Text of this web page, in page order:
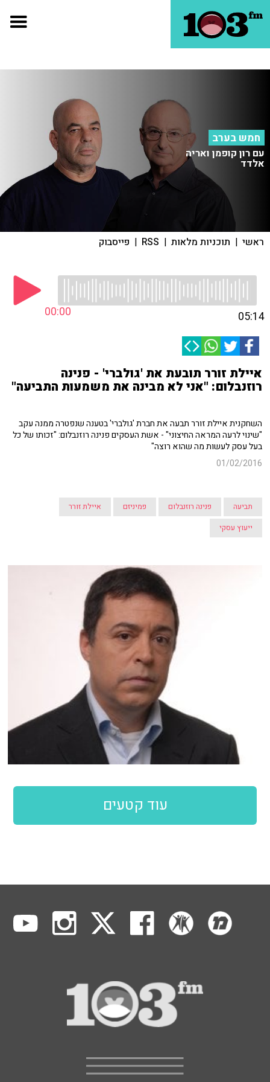
חמש בערב
עם רון קופמן ואריה
אלדד
ראשי | תוכניות מלאות |
RSS
| פייסבוק
00:00 05:14
איילת זורר תובעת את 'גולברי' - פנינה
רוזנבלום: "אני לא מבינה את משמעות התביעה"
השחקנית איילת זורר תבעה את חברת 'גולברי' בטענה שנפטרה ממנה עקב
"שינוי לרעה המראה החיצוני" - אשת העסקים פנינה רוזנבלום: "זכותו של כל
בעל עסק לעשות מה שהוא רוצה"
01/02/2016
תביעה פנינה רוזנבלום פמיניזם
איילת זורר
ייעוץ עסקי
עוד קטעים